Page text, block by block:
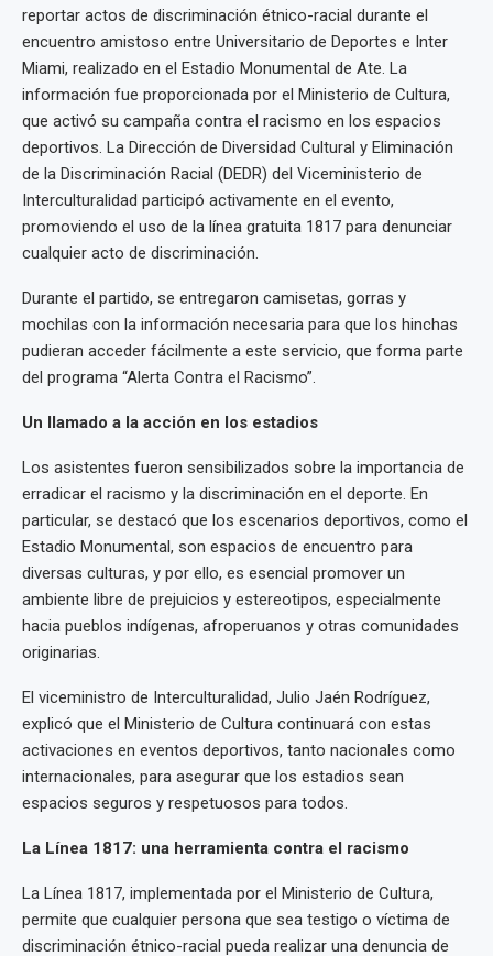
reportar actos de discriminación étnico-racial durante el
encuentro amistoso entre Universitario de Deportes e Inter
Miami, realizado en el Estadio Monumental de Ate. La
información fue proporcionada por el Ministerio de Cultura,
que activó su campaña contra el racismo en los espacios
deportivos. La Dirección de Diversidad Cultural y Eliminación
de la Discriminación Racial (DEDR) del Viceministerio de
Interculturalidad participó activamente en el evento,
promoviendo el uso de la línea gratuita 1817 para denunciar
cualquier acto de discriminación.
Durante el partido, se entregaron camisetas, gorras y
mochilas con la información necesaria para que los hinchas
pudieran acceder fácilmente a este servicio, que forma parte
del programa “Alerta Contra el Racismo”.
Un llamado a la acción en los estadios
Los asistentes fueron sensibilizados sobre la importancia de
erradicar el racismo y la discriminación en el deporte. En
particular, se destacó que los escenarios deportivos, como el
Estadio Monumental, son espacios de encuentro para
diversas culturas, y por ello, es esencial promover un
ambiente libre de prejuicios y estereotipos, especialmente
hacia pueblos indígenas, afroperuanos y otras comunidades
originarias.
El viceministro de Interculturalidad, Julio Jaén Rodríguez,
explicó que el Ministerio de Cultura continuará con estas
activaciones en eventos deportivos, tanto nacionales como
internacionales, para asegurar que los estadios sean
espacios seguros y respetuosos para todos.
La Línea 1817: una herramienta contra el racismo
La Línea 1817, implementada por el Ministerio de Cultura,
permite que cualquier persona que sea testigo o víctima de
discriminación étnico-racial pueda realizar una denuncia de